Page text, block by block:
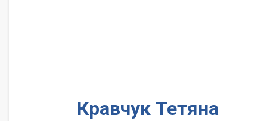
Кравчук Тетяна